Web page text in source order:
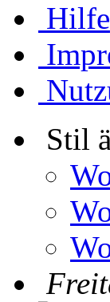
Hilfe
Stil